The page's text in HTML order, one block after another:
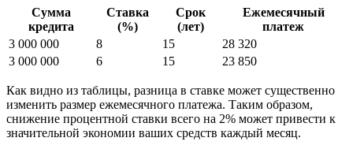
Сумма
кредита
Ставка
(%)
Срок
(лет)
Ежемесячный
платеж
3 000 000
8 15
28 320
3 000 000
6 15 23 850
Как видно из таблицы, разница в ставке может существенно
изменить размер ежемесячного платежа. Таким образом,
снижение процентной ставки всего на 2% может привести к
значительной экономии ваших средств каждый месяц.